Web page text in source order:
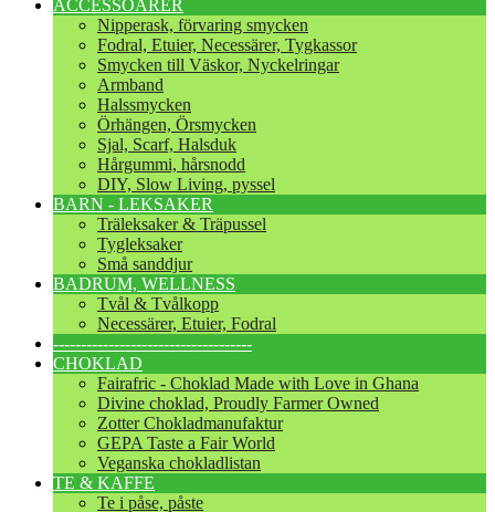
ACCESSOARER
Nipperask, förvaring smycken
Fodral, Etuier, Necessärer, Tygkassor
Smycken till Väskor, Nyckelringar
Armband
Halssmycken
Örhängen, Örsmycken
Sjal, Scarf, Halsduk
Hårgummi, hårsnodd
DIY, Slow Living, pyssel
BARN - LEKSAKER
Träleksaker & Träpussel
Tygleksaker
Små sanddjur
BADRUM, WELLNESS
Tvål & Tvålkopp
Necessärer, Etuier, Fodral
------------------------------------
CHOKLAD
Fairafric - Choklad Made with Love in Ghana
Divine choklad, Proudly Farmer Owned
Zotter Chokladmanufaktur
GEPA Taste a Fair World
Veganska chokladlistan
TE & KAFFE
Te i påse, påste